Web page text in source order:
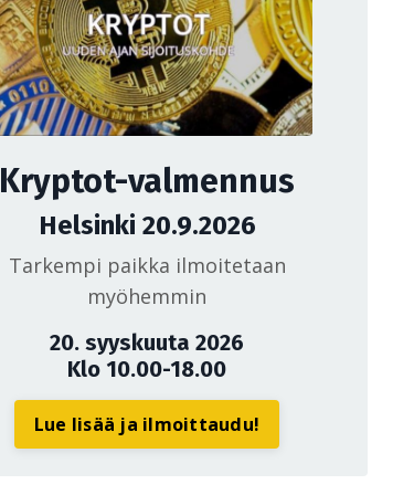
Kryptot-valmennus
Helsinki 20.9.2026
Tarkempi paikka ilmoitetaan
myöhemmin
20. syyskuuta 2026
Klo 10.00-18.00
Lue lisää ja ilmoittaudu!